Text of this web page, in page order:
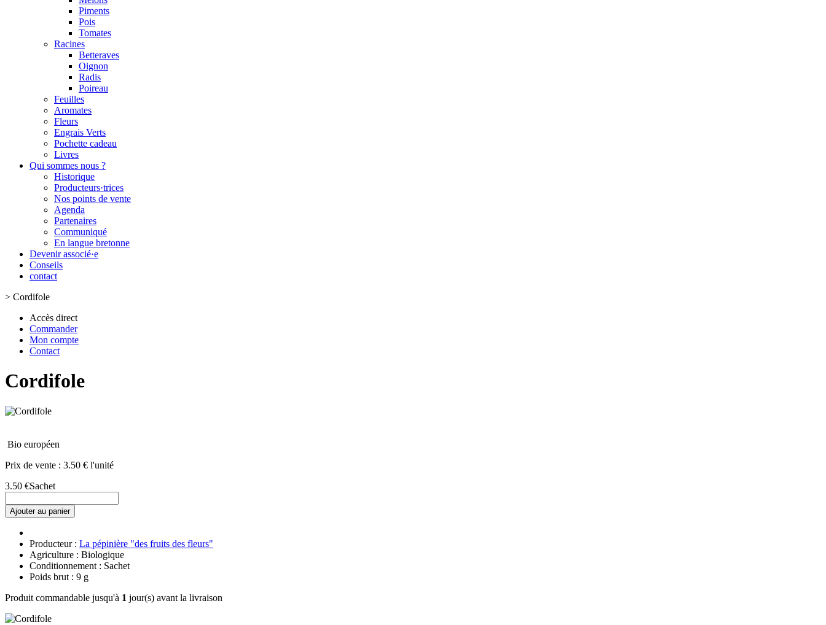
Piments
Pois
Tomates
Racines
Betteraves
Oignon
Radis
Poireau
Feuilles
Aromates
Fleurs
Engrais Verts
Pochette cadeau
Livres
Qui sommes nous ?
Historique
Producteurs·trices
Nos points de vente
Agenda
Partenaires
Communiqué
En langue bretonne
Devenir associé·e
Conseils
contact
> Cordifole
Accès direct
Commander
Mon compte
Contact
Cordifole
Bio européen
Prix de vente : 3.50 € l'unité
3.50 €Sachet
Ajouter au panier
Producteur : La pépinière "des fruits des fleurs"
Agriculture : Biologique
Conditionnement : Sachet
Poids brut : 9 g
Produit commandable jusqu'à 1 jour(s) avant la livraison